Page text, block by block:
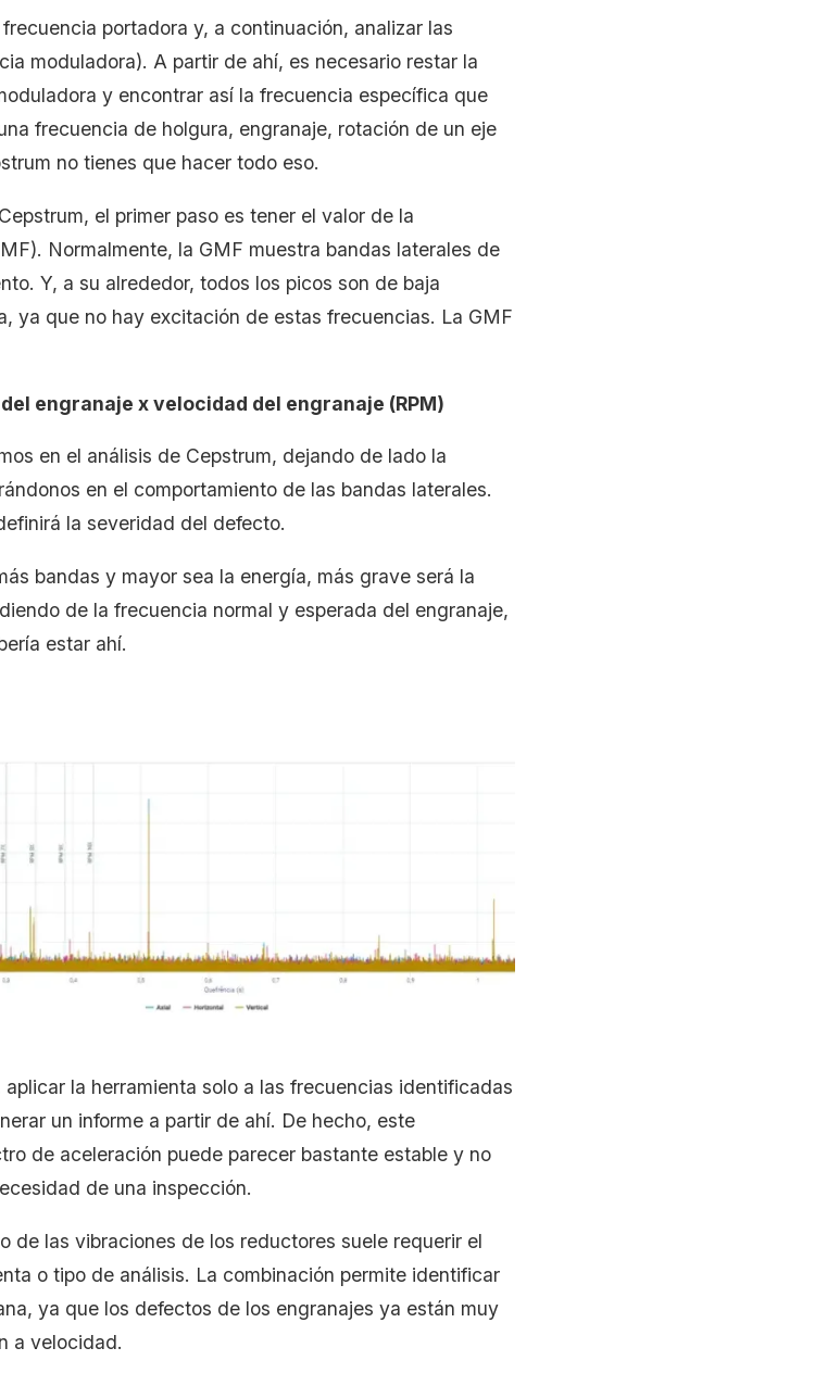
portadora y, a continuación, analizar las
moduladora). A partir de ahí, es necesario restar la
y encontrar así la frecuencia específica que
frecuencia de holgura, engranaje, rotación de un eje
no tienes que hacer todo eso.
el primer paso es tener el valor de la
Normalmente, la GMF muestra bandas laterales de
Y, a su alrededor, todos los picos son de baja
ya que no hay excitación de estas frecuencias. La GMF
engranaje x velocidad del engranaje (RPM)
en el análisis de Cepstrum, dejando de lado la
en el comportamiento de las bandas laterales.
la severidad del defecto.
bandas y mayor sea la energía, más grave será la
de la frecuencia normal y esperada del engranaje,
estar ahí.
la herramienta solo a las frecuencias identificadas
un informe a partir de ahí. De hecho, este
de aceleración puede parecer bastante estable y no
de una inspección.
de las vibraciones de los reductores suele requerir el
o tipo de análisis. La combinación permite identificar
ya que los defectos de los engranajes ya están muy
a velocidad.